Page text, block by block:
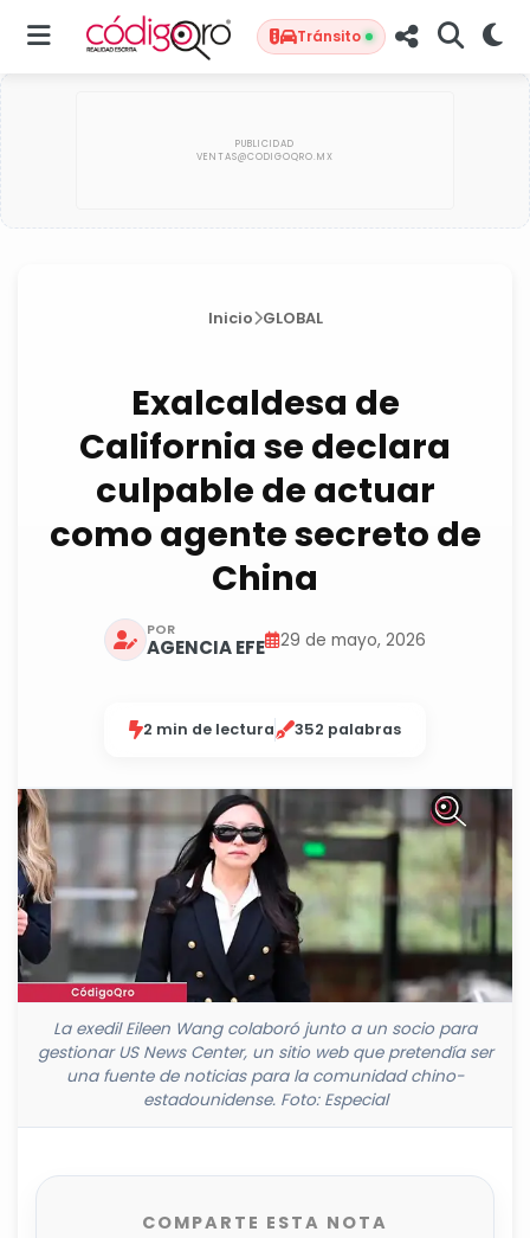
Tránsito
Inicio GLOBAL
Exalcaldesa de
California se declara
culpable de actuar
como agente secreto de
China
POR
AGENCIA EFE 29 de mayo, 2026
2 min de lectura 352 palabras
La exedil Eileen Wang colaboró junto a un socio para
gestionar US News Center, un sitio web que pretendía ser
una fuente de noticias para la comunidad chino-
estadounidense. Foto: Especial
COMPARTE ESTA NOTA